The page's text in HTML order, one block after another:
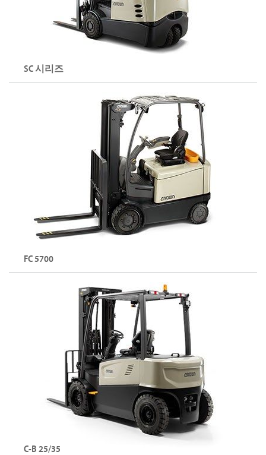
RC 시리즈 둘러보기
SC 시리즈
3휠 및 4휠 좌승식 전동 카운터밸런스 지게차
리프트 높이: 최대 8,075mm
FC 5700
4휠 좌승식 전동 카운터밸런스 지게차
리프트 높이: 최대 7,925mm
FC 시리즈 둘러보기
C-B 25/35